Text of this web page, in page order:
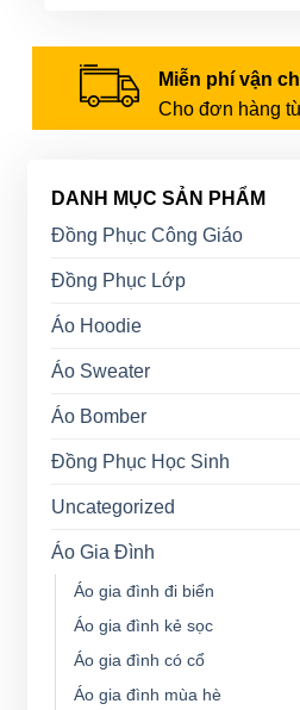
Miễn phí vận
Cho đơn hàng
DANH MỤC SẢN PHẨM
Đồng Phục Công Giáo
Đồng Phục Lớp
Áo Hoodie
Áo Sweater
Áo Bomber
Đồng Phục Học Sinh
Uncategorized
Áo Gia Đình
Áo gia đình đi biển
Áo gia đình kẻ sọc
Áo gia đình có cổ
Áo gia đình mùa hè